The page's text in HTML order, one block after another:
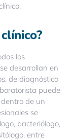
los
desarrollan en
de diagnóstico
puede
de un
se
bacteriólogo,
entre